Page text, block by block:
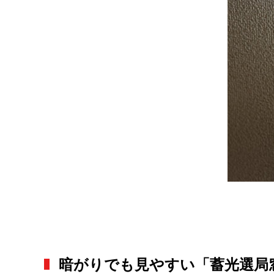
暗がりでも見やすい「蓄光選局